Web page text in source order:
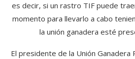
es decir, si un rastro TIF puede
momento para llevarlo a cabo
la unión ganadera esté
El presidente de la Unión Ganadera